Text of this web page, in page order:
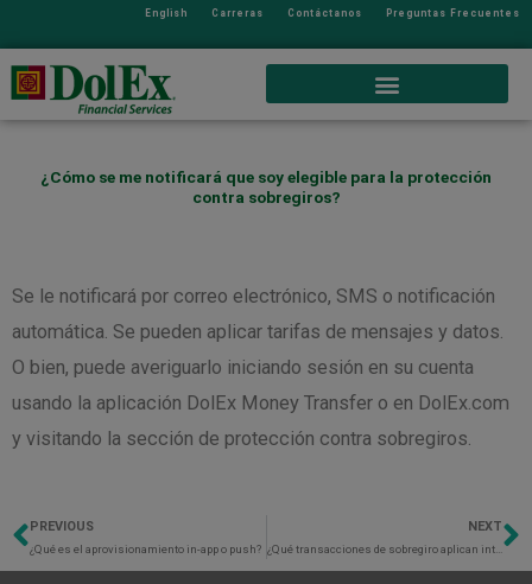
English Carreras Contáctanos Preguntas Frecuentes
¿Cómo se me notificará que soy elegible para la protección
contra sobregiros?
Se le notificará por correo electrónico, SMS o notificación
automática. Se pueden aplicar tarifas de mensajes y datos.
O bien, puede averiguarlo iniciando sesión en su cuenta
usando la aplicación DolEx Money Transfer o en DolEx.com
y visitando la sección de protección contra sobregiros.
Previo
PREVIOUS
¿Qué es el aprovisionamiento in-app o push?
NEXT
¿Qué transacciones de sobregiro aplican intereses?